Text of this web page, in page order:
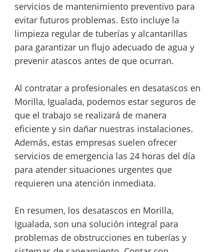
servicios de mantenimiento preventivo para
evitar futuros problemas. Esto incluye la
limpieza regular de tuberías y alcantarillas
para garantizar un flujo adecuado de agua y
prevenir atascos antes de que ocurran.
Al contratar a profesionales en desatascos en
Morilla, Igualada, podemos estar seguros de
que el trabajo se realizará de manera
eficiente y sin dañar nuestras instalaciones.
Además, estas empresas suelen ofrecer
servicios de emergencia las 24 horas del día
para atender situaciones urgentes que
requieren una atención inmediata.
En resumen, los desatascos en Morilla,
Igualada, son una solución integral para
problemas de obstrucciones en tuberías y